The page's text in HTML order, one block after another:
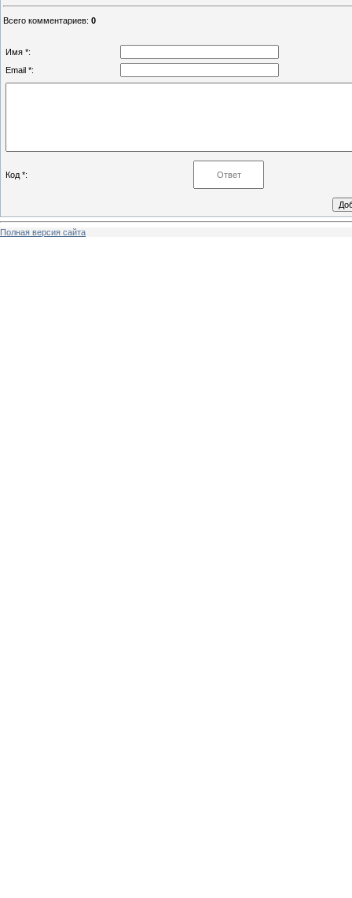
Всего комментариев: 0
Имя *:
Email *:
Код *:
Полная версия сайта